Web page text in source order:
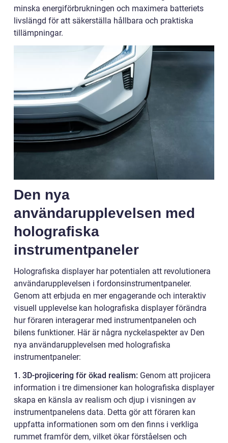
minska energiförbrukningen och maximera batteriets
livslängd för att säkerställa hållbara och praktiska
tillämpningar.
Den nya
användarupplevelsen med
holografiska
instrumentpaneler
Holografiska displayer har potentialen att revolutionera
användarupplevelsen i fordonsinstrumentpaneler.
Genom att erbjuda en mer engagerande och interaktiv
visuell upplevelse kan holografiska displayer förändra
hur föraren interagerar med instrumentpanelen och
bilens funktioner. Här är några nyckelaspekter av Den
nya användarupplevelsen med holografiska
instrumentpaneler:
1. 3D-projicering för ökad realism: Genom att projicera
information i tre dimensioner kan holografiska displayer
skapa en känsla av realism och djup i visningen av
instrumentpanelens data. Detta gör att föraren kan
uppfatta informationen som om den finns i verkliga
rummet framför dem, vilket ökar förståelsen och